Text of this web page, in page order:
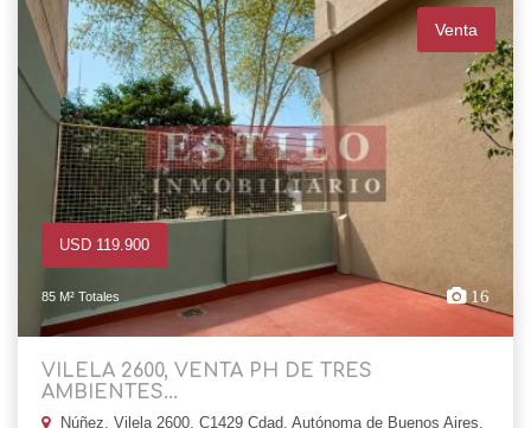
Venta
USD 119.900
85 M² Totales 16
VILELA 2600, VENTA PH DE TRES
AMBIENTES...
Núñez, Vilela 2600, C1429 Cdad. Autónoma de Buenos Aires,